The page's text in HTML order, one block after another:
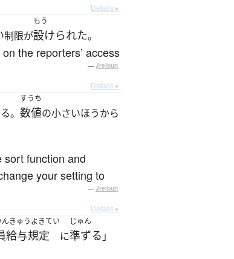
Details ▸
制限が
もう
設けられた。
the reporters’ access
— Jreibun
Details ▸
。
すうち
数値の小さいほうから
sort function and
your setting to
— Jreibun
Details ▸
きゅうよきてい
給与規定 に
じゅん
準ずる 」